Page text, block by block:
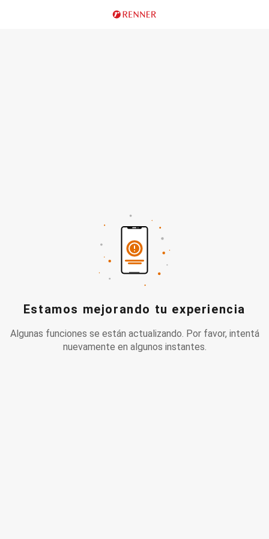
Estamos mejorando tu experiencia
Algunas funciones se están actualizando. Por favor, intentá
nuevamente en algunos instantes.